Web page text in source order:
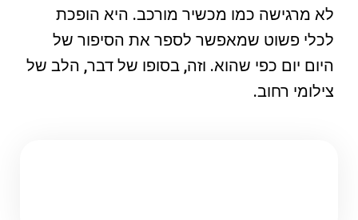
לא מרגישה כמו מכשיר מורכב. היא הופכת
לכלי פשוט שמאפשר לספר את הסיפור של
היום יום כפי שהוא. וזה, בסופו של דבר, הלב של
צילומי רחוב.